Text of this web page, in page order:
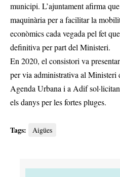
municipi. L’ajuntament afirma
maquinària per a facilitar la
econòmics cada vegada pel fet
definitiva per part del Ministeri.
En 2020, el consistori va
per via administrativa al Ministeri
Agenda Urbana i a Adif
els danys per les fortes pluges.
Tags: Aigües